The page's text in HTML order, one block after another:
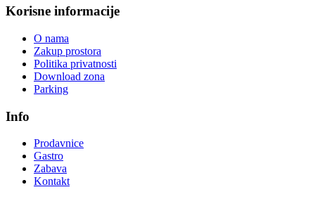
Korisne informacije
O nama
Zakup prostora
Politika privatnosti
Download zona
Parking
Info
Prodavnice
Gastro
Zabava
Kontakt